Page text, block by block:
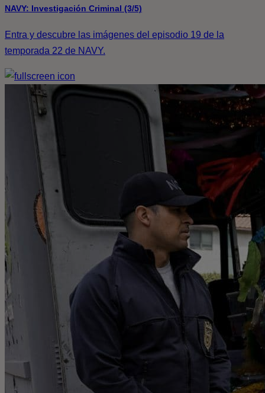
NAVY: Investigación Criminal (3/5)
Entra y descubre las imágenes del episodio 19 de la
temporada 22 de NAVY.